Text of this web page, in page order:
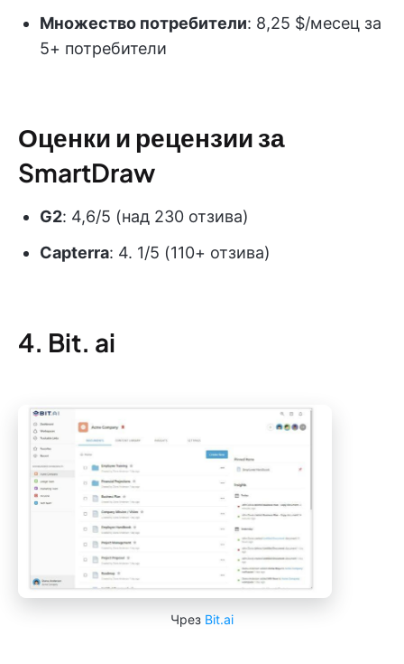
Множество потребители: 8,25 $/месец за
5+ потребители
Оценки и рецензии за
SmartDraw
G2: 4,6/5 (над 230 отзива)
Capterra: 4. 1/5 (110+ отзива)
4. Bit. ai
Чрез Bit.ai